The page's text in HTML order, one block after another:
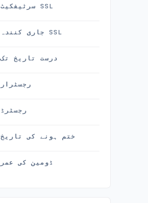
SSL سرٹیفکیٹ
SSL جاری کنندہ
درست تاریخ تک
رجسٹرار
رجسٹرڈ
ختم ہونے کی تاریخ
ڈومین کی عمر